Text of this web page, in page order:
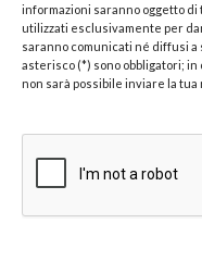
informazioni saranno oggetto
utilizzati esclusivamente per
saranno comunicati né diffusi a
asterisco (*) sono obbligatori; in
non sarà possibile inviare la tua